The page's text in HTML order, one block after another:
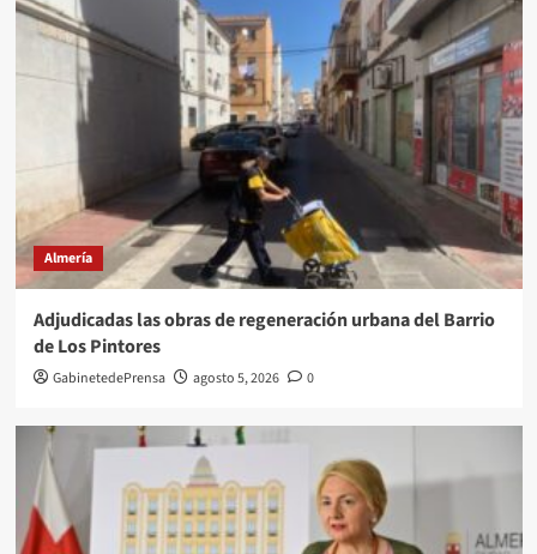
Almería
Adjudicadas las obras de regeneración urbana del Barrio
de Los Pintores
GabinetedePrensa agosto 5, 2026 0